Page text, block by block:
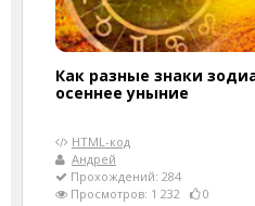
Как разные знаки
осеннее уныние
HTML-код
Андрей
Прохождений: 284
Просмотров: 1 232
0